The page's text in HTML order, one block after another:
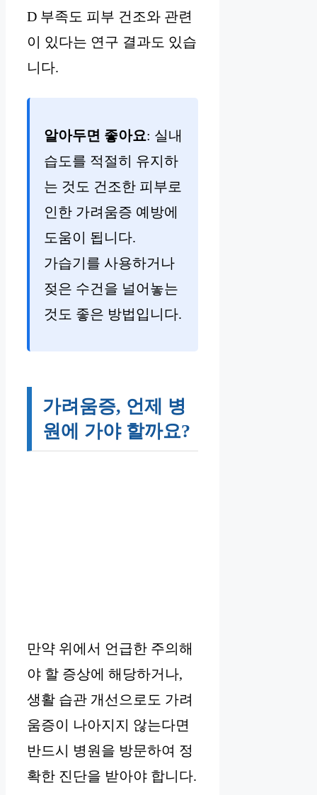
D 부족도 피부 건조와 관련
이 있다는 연구 결과도 있습
니다.
알아두면 좋아요: 실내
습도를 적절히 유지하
는 것도 건조한 피부로
인한 가려움증 예방에
도움이 됩니다.
가습기를 사용하거나
젖은 수건을 널어놓는
것도 좋은 방법입니다.
가려움증, 언제 병
원에 가야 할까요?
만약 위에서 언급한 주의해
야 할 증상에 해당하거나,
생활 습관 개선으로도 가려
움증이 나아지지 않는다면
반드시 병원을 방문하여 정
확한 진단을 받아야 합니다.